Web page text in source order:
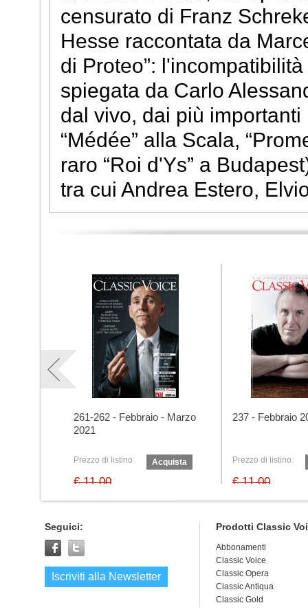
censurato di Franz
Hesse raccontata da
di Proteo”:
spiegata da Carlo
dal vivo, dai più
“Médée” alla Scala,
raro “Roi d'Ys” a
tra cui Andrea Estero,
261-262 - Febbraio - Marzo
2021
Prezzo di listino:
€ 11,00
Prezzo speciale:
€ 10,00
Acquista
237 - Febbraio
Prezzo di listino:
€ 11,00
Prezzo speciale:
€ 10,00
Seguici:
Iscriviti alla Newsletter
Prodotti Classic
Abbonamenti
Classic Voice
Classic Opera
Classic Antiqua
Classic Gold